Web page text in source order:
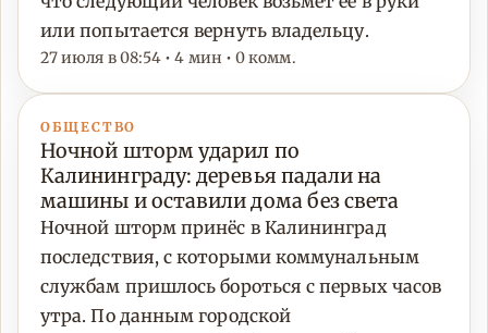
или попытается вернуть владельцу.
27 июля в 08:54 • 4 мин • 0 комм.
ОБЩЕСТВО
Ночной шторм ударил по
Калининграду: деревья падали на
машины и оставили дома без света
Ночной шторм принёс в Калининград
последствия, с которыми коммунальным
службам пришлось бороться с первых часов
утра. По данным городской